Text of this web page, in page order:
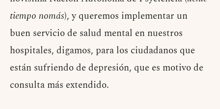
tiempo nomás), y queremos implementar un
buen servicio de salud mental en nuestros
hospitales, digamos, para los ciudadanos que
están sufriendo de depresión, que es motivo de
consulta más extendido.